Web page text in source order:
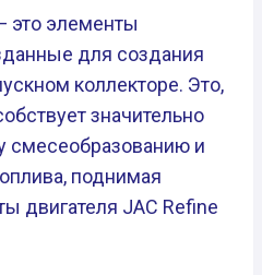
это элементы
для создания
коллекторе. Это,
значительно
смесеобразованию и
поднимая
двигателя JAC Refine